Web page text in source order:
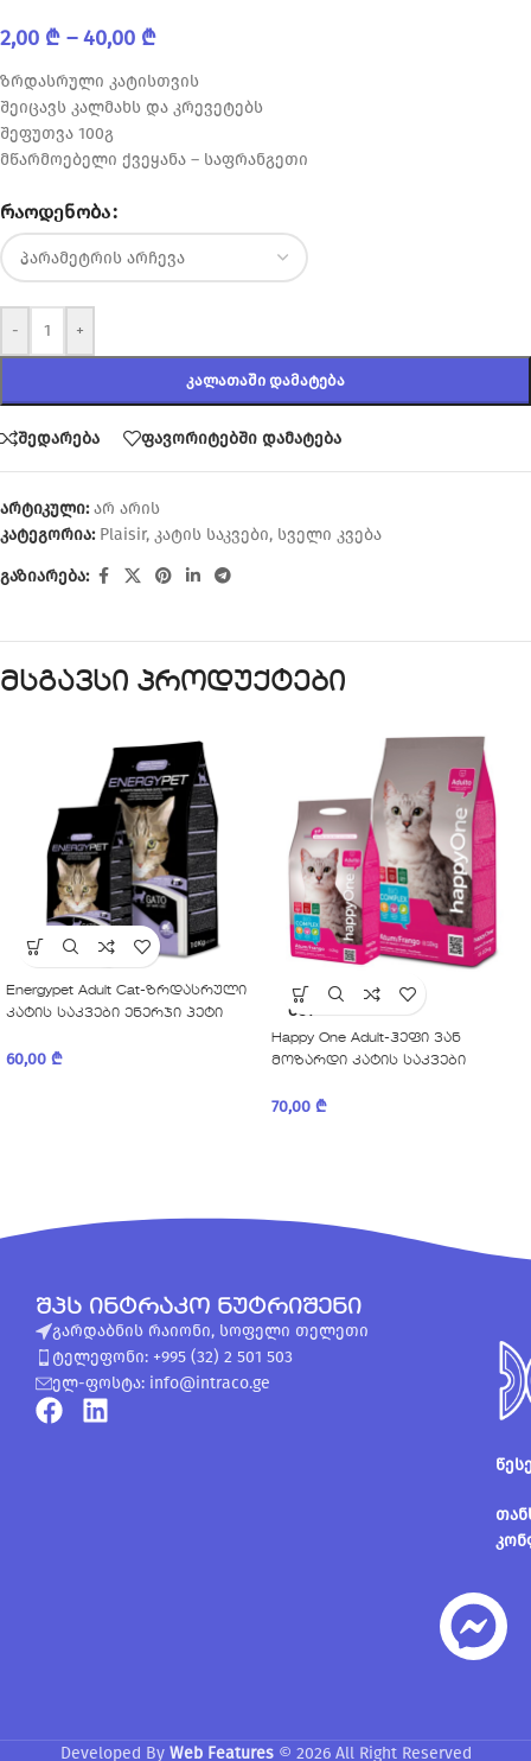
2,00 ₾ – 40,00 ₾
ზრდასრული კატისთვის
შეიცავს კალმახს და კრევეტებს
შეფუთვა 100გ
მწარმოებელი ქვეყანა – საფრანგეთი
ᲠᲐᲝᲓᲔᲜᲝᲑᲐ
- +
ᲙᲐᲚᲐᲗᲐᲨᲘ ᲓᲐᲛᲐᲢᲔᲑᲐ
შედარება ფავორიტებში დამატება
არტიკული:არ არის
კატეგორია: Plaisir, კატის საკვები, სველი კვება
გაზიარება:
მსგავსი პროდუქტები
Energypet Adult Cat-ზრდასრული
კატის საკვები ენერჯი პეტი
60,00 ₾
SOLD
OUT
Happy One Adult-ჰეფი ვან
მოზარდი კატის საკვები
70,00 ₾
შპს ინტრაკო ნუტრიშენი
გარდაბნის რაიონი, სოფელი თელეთი
ტელეფონი: +995 (32) 2 501 503
ელ-ფოსტა: info@intraco.ge
Developed By Web Features© 2026 All Right Reserved